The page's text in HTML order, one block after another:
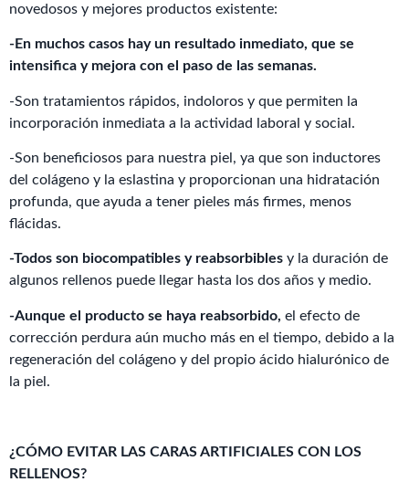
novedosos y mejores productos existente:
-En muchos casos hay un resultado inmediato, que se
intensifica y mejora con el paso de las semanas.
-Son tratamientos rápidos, indoloros y que permiten la
incorporación inmediata a la actividad laboral y social.
-Son beneficiosos para nuestra piel, ya que son inductores
del colágeno y la eslastina y proporcionan una hidratación
profunda, que ayuda a tener pieles más firmes, menos
flácidas.
-Todos son biocompatibles y reabsorbibles y la duración de
algunos rellenos puede llegar hasta los dos años y medio.
-Aunque el producto se haya reabsorbido, el efecto de
corrección perdura aún mucho más en el tiempo, debido a la
regeneración del colágeno y del propio ácido hialurónico de
la piel.
¿CÓMO EVITAR LAS CARAS ARTIFICIALES CON LOS
RELLENOS?